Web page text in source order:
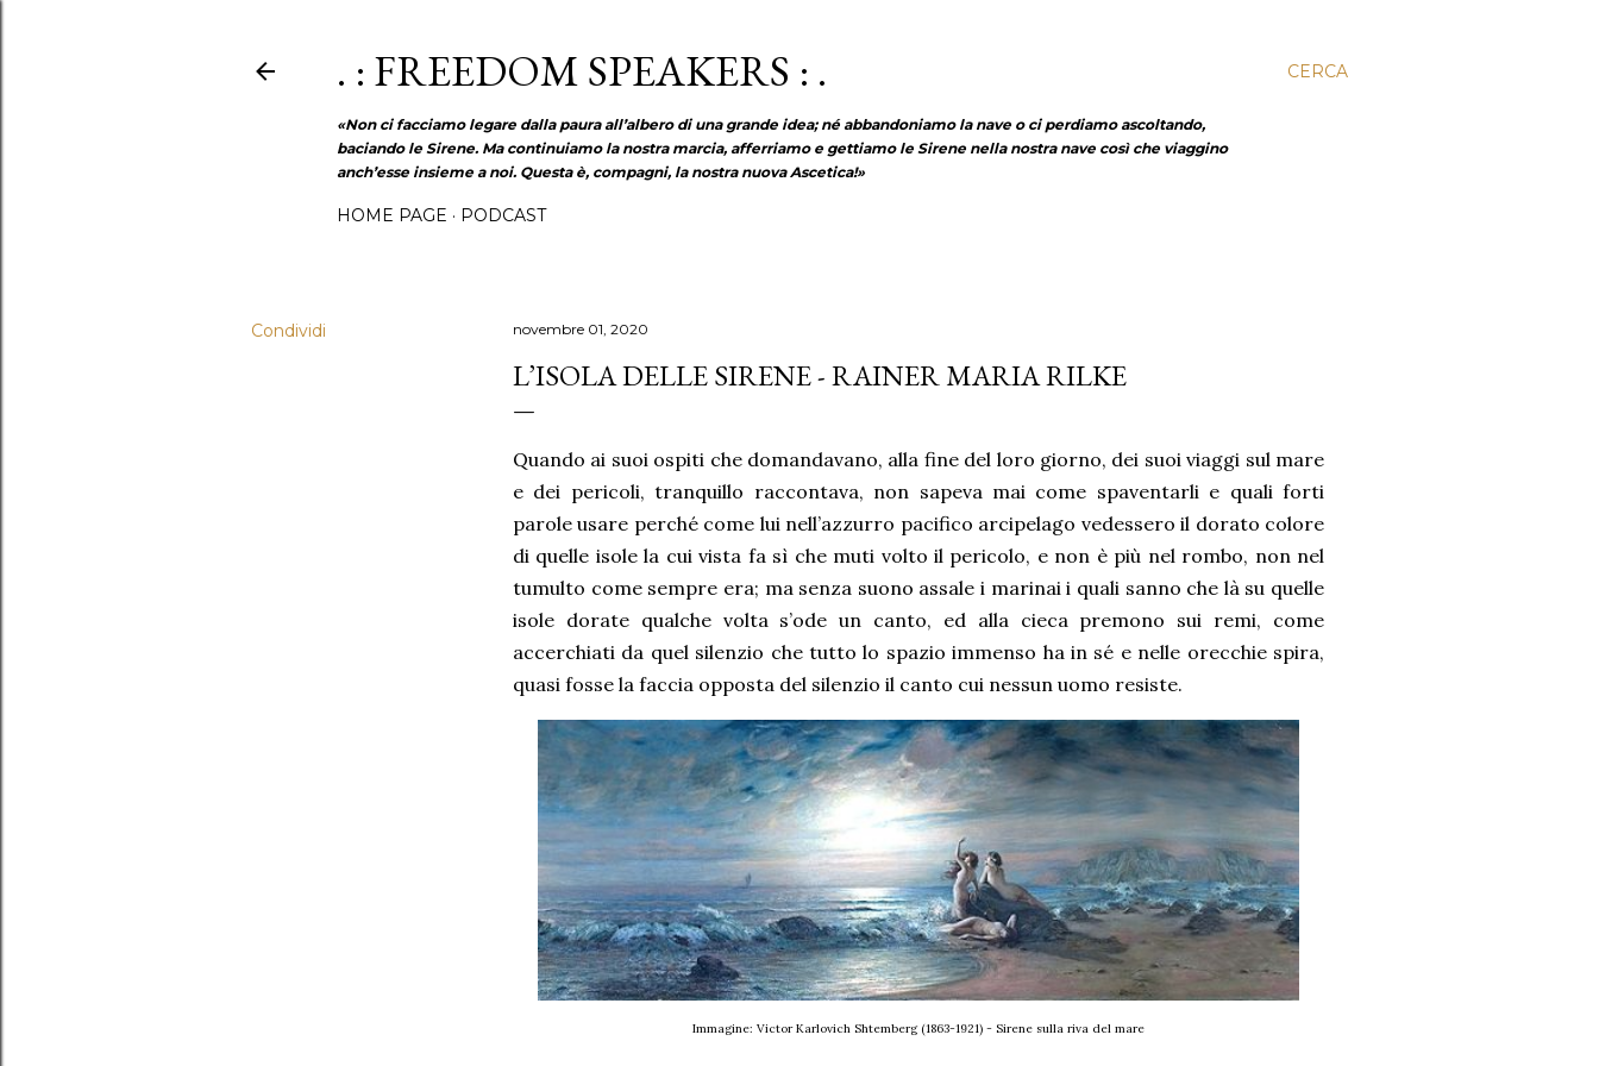
CERCA
. : FREEDOM SPEAKERS : .
«Non ci facciamo legare dalla paura all’albero di una grande idea; né abbandoniamo la nave o ci perdiamo ascoltando,
baciando le Sirene. Ma continuiamo la nostra marcia, afferriamo e gettiamo le Sirene nella nostra nave così che viaggino
anch’esse insieme a noi. Questa è, compagni, la nostra nuova Ascetica!»
HOME PAGE PODCAST
Condividi novembre 01, 2020
L’ISOLA DELLE SIRENE - RAINER MARIA RILKE
Quando ai suoi ospiti che domandavano, alla fine del loro giorno, dei suoi viaggi sul mare
e dei pericoli, tranquillo raccontava, non sapeva mai come spaventarli e quali forti
parole usare perché come lui nell’azzurro pacifico arcipelago vedessero il dorato colore
di quelle isole la cui vista fa sì che muti volto il pericolo, e non è più nel rombo, non nel
tumulto come sempre era; ma senza suono assale i marinai i quali sanno che là su quelle
isole dorate qualche volta s’ode un canto, ed alla cieca premono sui remi, come
accerchiati da quel silenzio che tutto lo spazio immenso ha in sé e nelle orecchie spira,
quasi fosse la faccia opposta del silenzio il canto cui nessun uomo resiste.
Immagine: Victor Karlovich Shtemberg (1863-1921) - Sirene sulla riva del mare